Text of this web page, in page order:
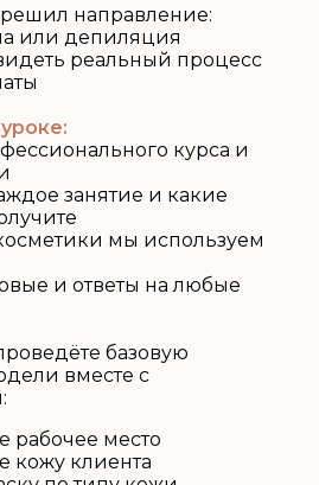
решил направление:
или депиляция
реальный процесс
курса и
занятие и какие
мы используем
и ответы на любые
базовую
вместе с
рабочее место
кожу клиента